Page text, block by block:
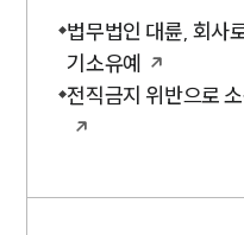
법무법인 대륜, 회사
기소유예
전직금지 위반으로